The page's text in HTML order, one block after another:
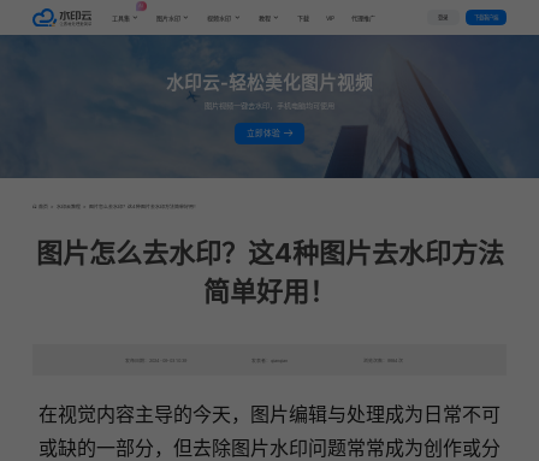
工具集 图片水印 视频水印 教程 下载 VIP 代理推广 登录 下载客户端
水印云-轻松美化图片视频
图片视频一键去水印，手机电脑均可使用
立即体验
首页 > 水印云教程 > 图片怎么去水印？这4种图片去水印方法简单好用！
图片怎么去水印？这4种图片去水印方法
简单好用！
发布日期：2024-09-03 10:39 发表者：qianqian 浏览次数：9984次
在视觉内容主导的今天，图片编辑与处理成为日常不可
或缺的一部分，但去除图片水印问题常常成为创作或分